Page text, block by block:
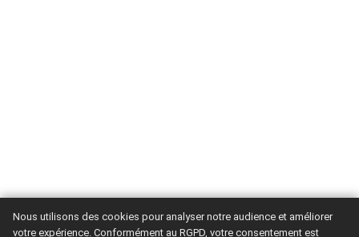
Nous utilisons des cookies pour analyser notre audience et améliorer
votre expérience. Conformément au RGPD, votre consentement est